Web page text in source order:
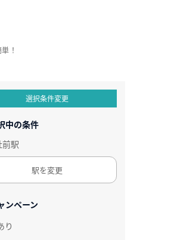
！
選択条件変更
中の条件
前駅
駅を変更
ンペーン
り